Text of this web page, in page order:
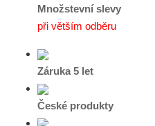
Množstevní slevy
při větším odběru
Záruka 5 let
České produkty